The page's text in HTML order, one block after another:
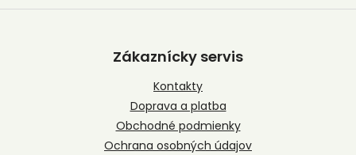
Z
Zákaznícky servis
Kontakty
Doprava a platba
Obchodné podmienky
Ochrana osobných údajov